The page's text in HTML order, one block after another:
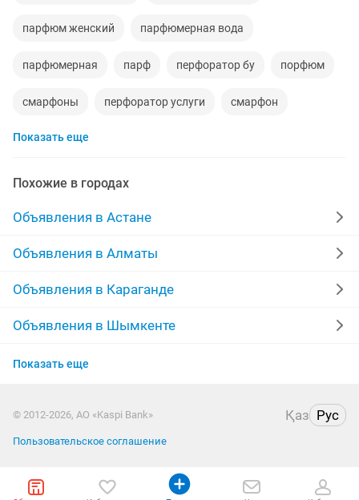
парфюм женский парфюмерная вода
парфюмерная парф перфоратор бу порфюм
смарфоны перфоратор услуги смарфон
рф лифтинг
Показать еще
Похожие в городах
Объявления в Астане
Объявления в Алматы
Объявления в Караганде
Объявления в Шымкенте
Объявления в Усть-Каменогорске
Объявления в Костанае
Показать еще
© 2012-2026, АО «Kaspi Bank» Қаз Рус
Пользовательское соглашение